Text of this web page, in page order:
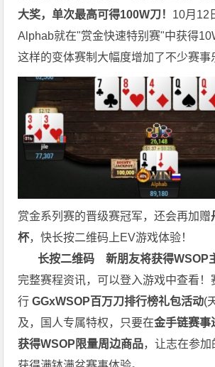
大奖，单次最高可得100W刀！ 10月12
Alphab就在"赏金快速特别赛"中获得
这样的变体赛制大幅度增加了不少赛事
赏金系列赛的晋级赛冠军，还会再加赠
杯，快长按二维码上EV游戏体验！
长按二维码新朋友将获得WSOP
完整赛程资讯，可以登入游戏中查看！
行 GGxWSOP百万刀排行榜礼包活动(
及，国人专属特权，只要在金手链赛事
获得WSOP限量周边商品，让志在参